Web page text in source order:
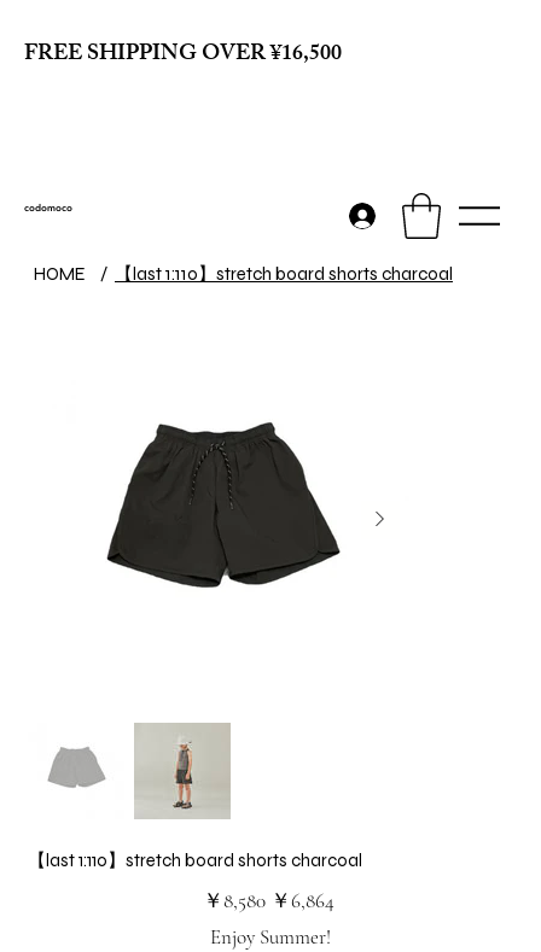
FREE SHIPPING OVER ¥16,500
codomoco
HOME / 【last 1:110】stretch board shorts charcoal
【last 1:110】stretch board shorts charcoal
元
の
格
￥8,580
セ
ー
価
￥6,864
Enjoy Summer!